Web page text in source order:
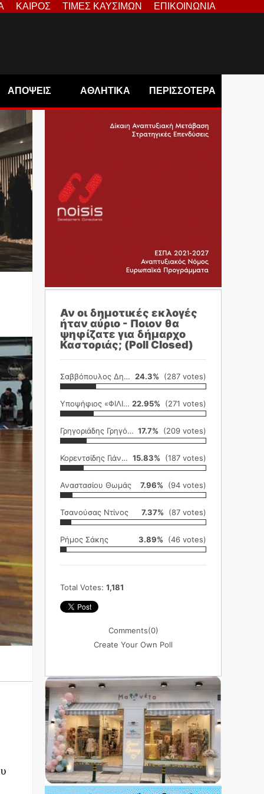
ΚΑΙΡΟΣ ΤΙΜΕΣ ΚΑΥΣΙΜΩΝ ΕΠΙΚΟΙΝΩΝΙΑ
ΑΠΟΨΕΙΣ ΑΘΛΗΤΙΚΑ ΠΕΡΙΣΣΟΤΕΡΑ
Αν οι δημοτικές εκλογές
ήταν αύριο - Ποιον θα
ψηφίζατε για δήμαρχο
Καστοριάς; (Poll Closed)
Σαββόπουλος Δημήτρης 24.3% (287 votes)
Υποψήφιος «ΦΙΛΙΚΗ ΕΤΑΙΡΕΙΑ» 22.95% (271 votes)
Γρηγοριάδης Γρηγόρης 17.7% (209 votes)
Κορεντσίδης Γιάννης 15.83% (187 votes)
Αναστασίου Θωμάς 7.96% (94 votes)
Τσανούσας Ντίνος 7.37% (87 votes)
Ρήμος Σάκης 3.89% (46 votes)
Total Votes: 1,181
Comments(0)
Create Your Own Poll